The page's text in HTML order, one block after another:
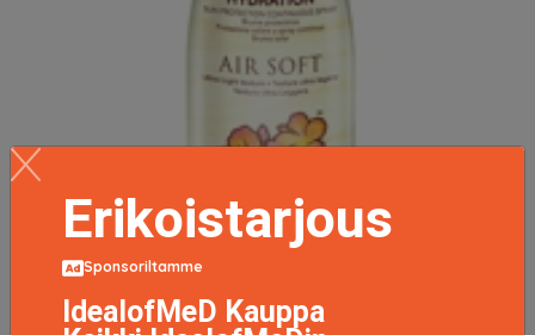
Erikoistarjous
Sponsoriltamme
IdealofMeD Kauppa